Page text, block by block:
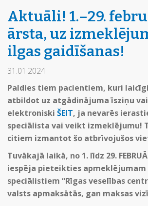
Aktuāli! 1.–29.
ārsta, uz
ilgas gaidīšanas!
31.01.2024.
Paldies tiem pacientiem, kuri
atbildot uz atgādinājuma īsziņu vai
elektroniski ŠEIT, ja nevarēs
speciālista vai veikt izmeklējumu!
citiem izmantot šo atbrīvojušos
Tuvākajā laikā, no 1. līdz 29.
iespēja pieteikties apmeklējumam
speciālistiem “Rīgas veselības
valsts apmaksātās, gan maksas